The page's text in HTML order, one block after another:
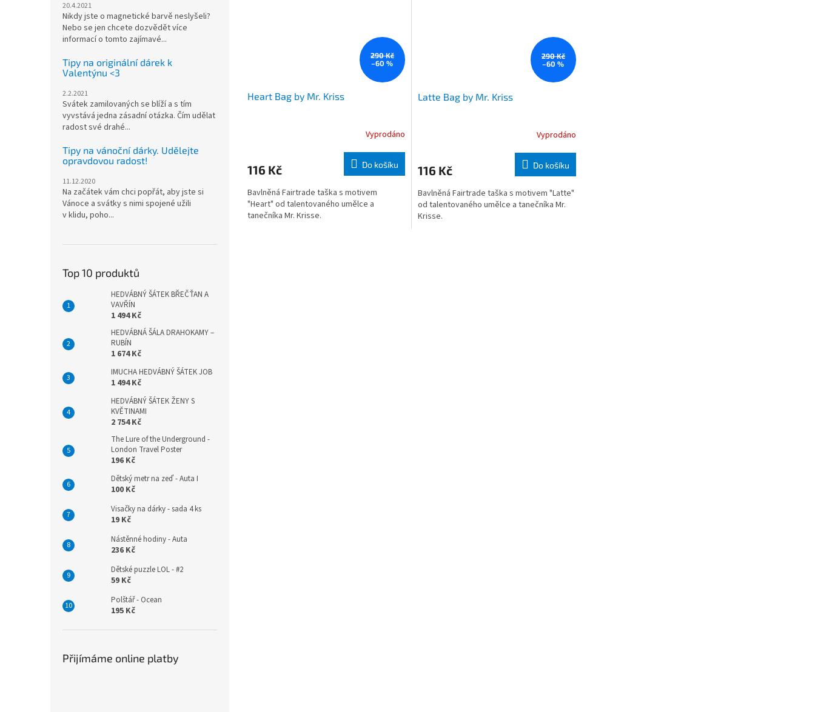
20.4.2021
Nikdy jste o magnetické barvě neslyšeli?
Nebo se jen chcete dozvědět více
informací o tomto zajímavé...
Tipy na originální dárek k
Valentýnu <3
2.2.2021
Svátek zamilovaných se blíží a s tím
vyvstává jedna zásadní otázka. Čím udělat
radost své drahé...
Tipy na vánoční dárky. Udělejte
opravdovou radost!
11.12.2020
Na začátek vám chci popřát, aby jste si
Vánoce a svátky s nimi spojené užili
v klidu, poho...
Top 10 produktů
HEDVÁBNÝ ŠÁTEK BŘEČŤAN A
VAVŘÍN
1 494 Kč
HEDVÁBNÁ ŠÁLA DRAHOKAMY –
RUBÍN
1 674 Kč
IMUCHA HEDVÁBNÝ ŠÁTEK JOB
1 494 Kč
HEDVÁBNÝ ŠÁTEK ŽENY S
KVĚTINAMI
2 754 Kč
The Lure of the Underground -
London Travel Poster
196 Kč
Dětský metr na zeď - Auta I
100 Kč
Visačky na dárky - sada 4 ks
19 Kč
Nástěnné hodiny - Auta
236 Kč
Dětské puzzle LOL - #2
59 Kč
Polštář - Ocean
195 Kč
Přijímáme online platby
290 Kč
–60 %
Heart Bag by Mr. Kriss
Vyprodáno
116 Kč Do košíku
Bavlněná Fairtrade taška s motivem
"Heart" od talentovaného umělce a
tanečníka Mr. Krisse.
290 Kč
–60 %
Latte Bag by Mr. Kriss
Vyprodáno
116 Kč Do košíku
Bavlněná Fairtrade taška s motivem "Latte"
od talentovaného umělce a tanečníka Mr.
Krisse.